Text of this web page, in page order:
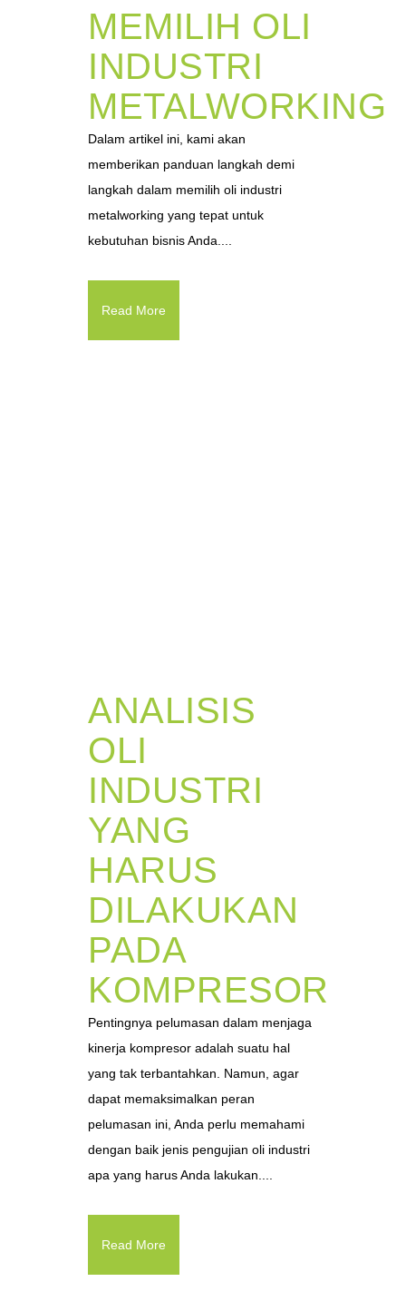
MEMILIH OLI
INDUSTRI
METALWORKING
Dalam artikel ini, kami akan
memberikan panduan langkah demi
langkah dalam memilih oli industri
metalworking yang tepat untuk
kebutuhan bisnis Anda....
Read More
ANALISIS
OLI
INDUSTRI
YANG
HARUS
DILAKUKAN
PADA
KOMPRESOR
Pentingnya pelumasan dalam menjaga
kinerja kompresor adalah suatu hal
yang tak terbantahkan. Namun, agar
dapat memaksimalkan peran
pelumasan ini, Anda perlu memahami
dengan baik jenis pengujian oli industri
apa yang harus Anda lakukan....
Read More